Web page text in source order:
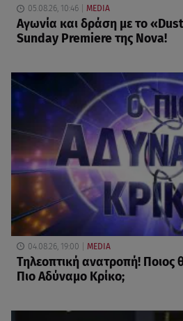
05.08.26, 10:46 MEDIA
Αγωνία και δράση με το
Sunday Premiere της Nova!
04.08.26, 19:00 MEDIA
Τηλεοπτική ανατροπή! Ποιος
Πιο Αδύναμο Κρίκο;